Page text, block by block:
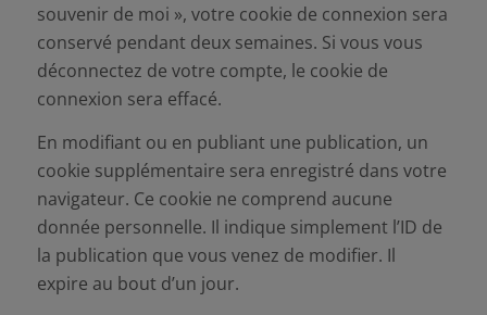
souvenir de moi », votre cookie de connexion sera
conservé pendant deux semaines. Si vous vous
déconnectez de votre compte, le cookie de
connexion sera effacé.
En modifiant ou en publiant une publication, un
cookie supplémentaire sera enregistré dans votre
navigateur. Ce cookie ne comprend aucune
donnée personnelle. Il indique simplement l’ID de
la publication que vous venez de modifier. Il
expire au bout d’un jour.